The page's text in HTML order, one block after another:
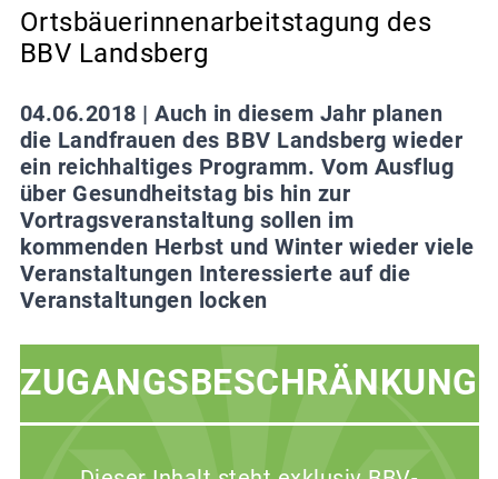
Ortsbäuerinnenarbeitstagung des
BBV Landsberg
04.06.2018 | Auch in diesem Jahr planen
die Landfrauen des BBV Landsberg wieder
ein reichhaltiges Programm. Vom Ausflug
über Gesundheitstag bis hin zur
Vortragsveranstaltung sollen im
kommenden Herbst und Winter wieder viele
Veranstaltungen Interessierte auf die
Veranstaltungen locken
ZUGANGSBESCHRÄNKUNG